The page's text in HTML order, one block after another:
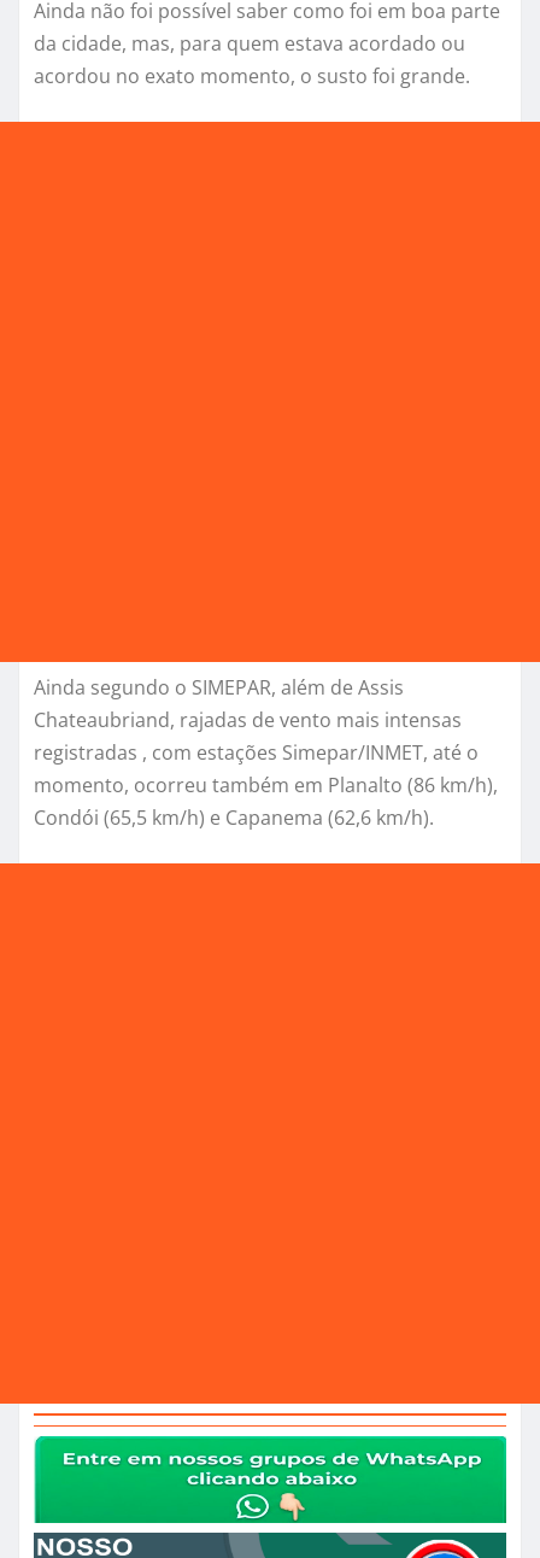
Ainda não foi possível saber como foi em boa parte
da cidade, mas, para quem estava acordado ou
acordou no exato momento, o susto foi grande.
Ainda segundo o SIMEPAR, além de Assis
Chateaubriand, rajadas de vento mais intensas
registradas , com estações Simepar/INMET, até o
momento, ocorreu também em Planalto (86 km/h),
Condói (65,5 km/h) e Capanema (62,6 km/h).